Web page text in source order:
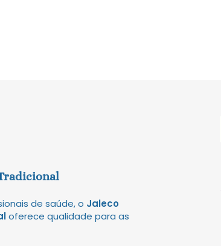
de saúde, o Jaleco
oferece qualidade para as